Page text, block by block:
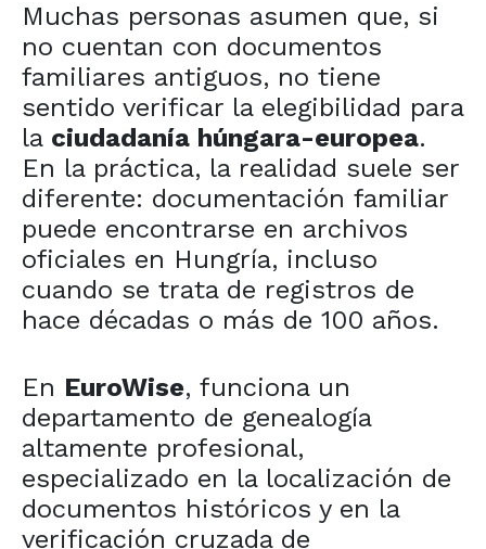
Muchas personas asumen que, si
no cuentan con documentos
familiares antiguos, no tiene
sentido verificar la elegibilidad para
la ciudadanía húngara-europea.
En la práctica, la realidad suele ser
diferente: documentación familiar
puede encontrarse en archivos
oficiales en Hungría, incluso
cuando se trata de registros de
hace décadas o más de 100 años.
En EuroWise, funciona un
departamento de genealogía
altamente profesional,
especializado en la localización de
documentos históricos y en la
verificación cruzada de